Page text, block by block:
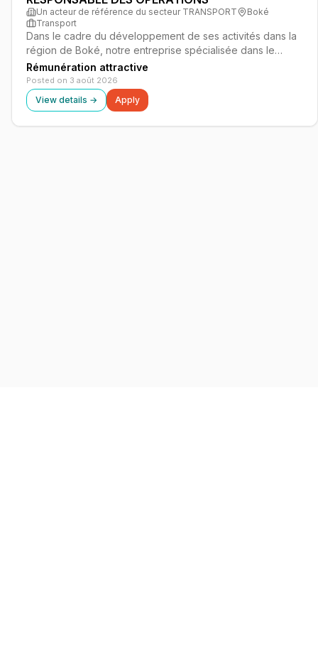
Un acteur de référence du secteur TRANSPORT
Boké
Transport
Dans le cadre du développement de ses activités dans la
région de Boké, notre entreprise spécialisée dans le
secteur du transport recrute un(e) Responsable des
Opérations en CDI. Ce poste stratégique est au cœur du
dispositif opérationnel de l'entrep…
Rémunération attractive
Posted on 3 août 2026
View details → Apply